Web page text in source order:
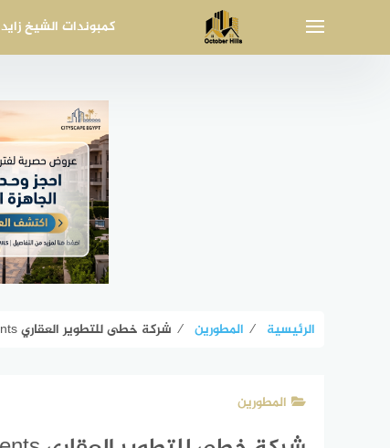
كمبوندات الشيخ زايد
الرئيسية ⁄ المطورين ⁄ شركة خطى للتطوير العقاري Khuta Developments أرقام المبيعات
المطورين